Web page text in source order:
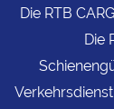
Die RTB
Die